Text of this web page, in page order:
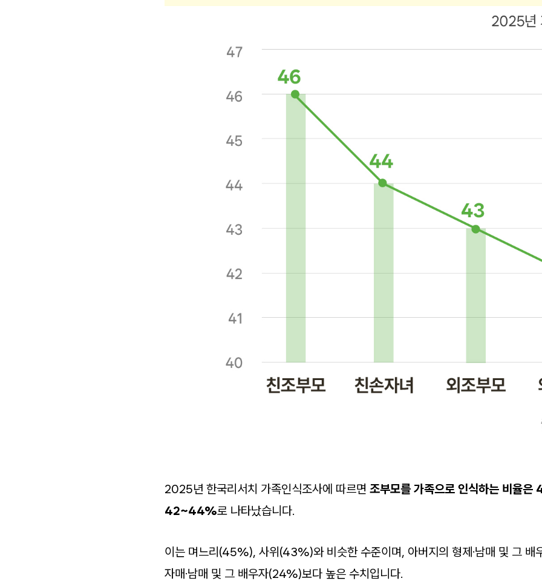
2025년 한국리서치 가족인식조사에 따르면 조부모를 가족으로 인식하는 비율
42~44%로 나타났습니다.
이는 며느리(45%), 사위(43%)와 비슷한 수준이며, 아버지의 형제·남매 및 그 배
자매·남매 및 그 배우자(24%)보다 높은 수치입니다.